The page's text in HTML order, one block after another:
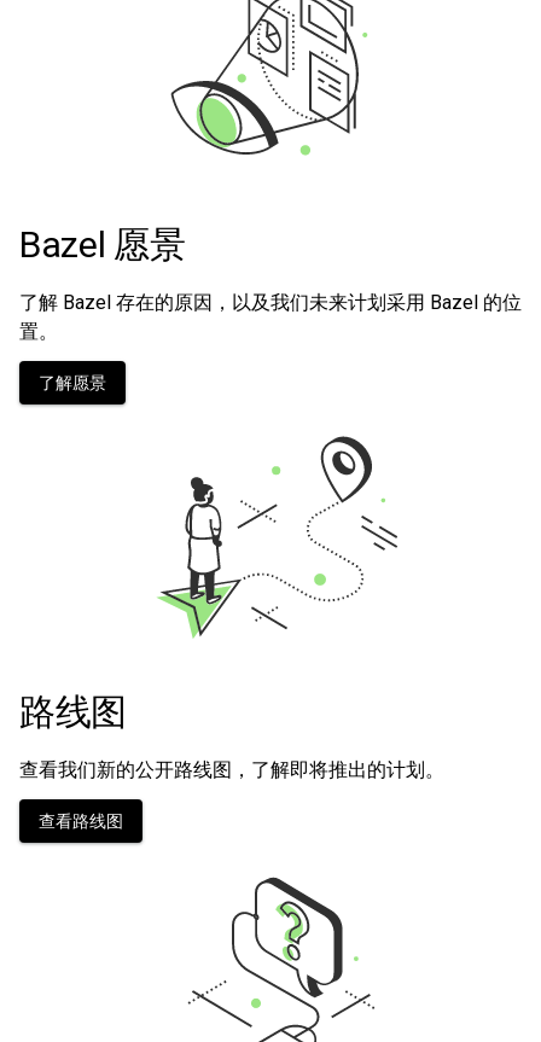
Bazel 愿景
了解 Bazel 存在的原因，以及我们未来计划采用 Bazel 的位
置。
了解愿景
路线图
查看我们新的公开路线图，了解即将推出的计划。
查看路线图